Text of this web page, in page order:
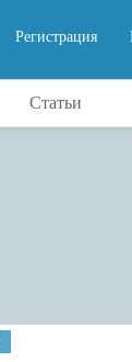
Регистрация
Статьи